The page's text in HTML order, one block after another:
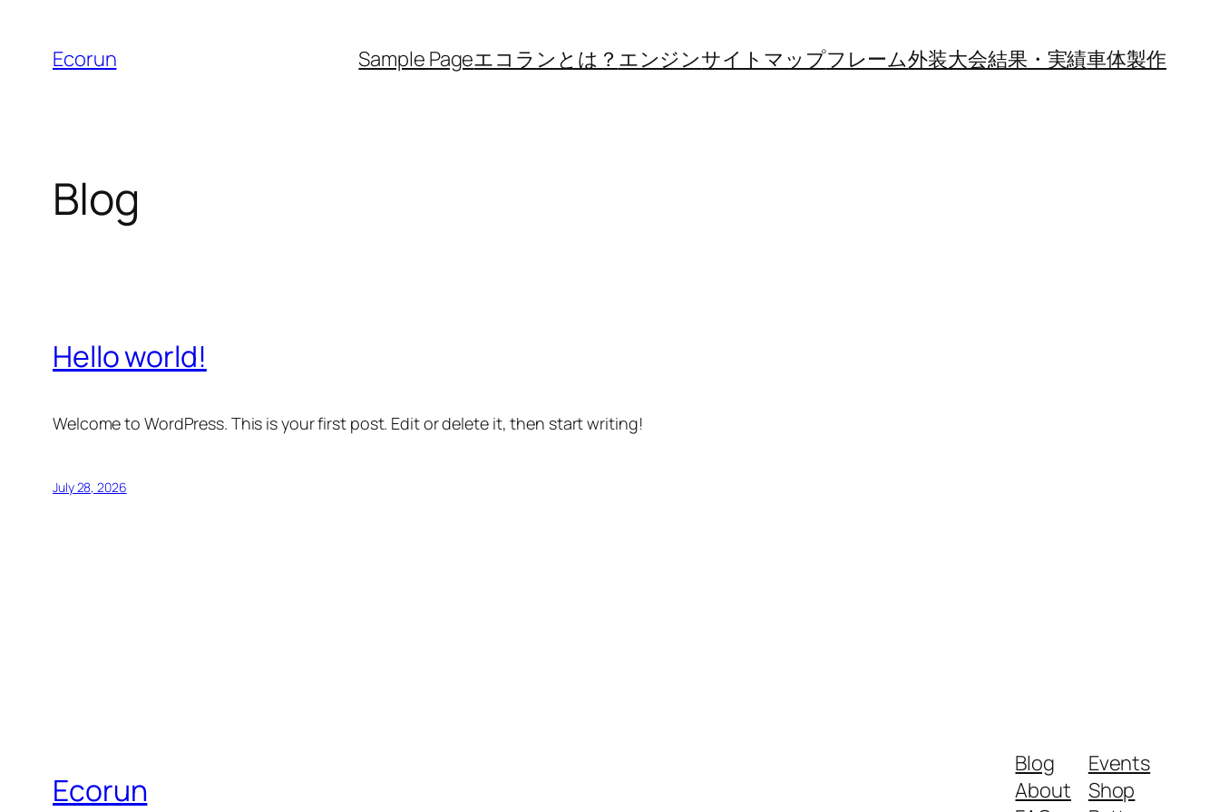
content
Ecorun Sample Pageエコランとは？ エンジンサイトマップフレーム外装大会結果・実績車体製作
Blog
Hello world!
Welcome to WordPress. This is your first post. Edit or delete it, then start writing!
July 28, 2026
Ecorun
Blog
About
Events
Shop